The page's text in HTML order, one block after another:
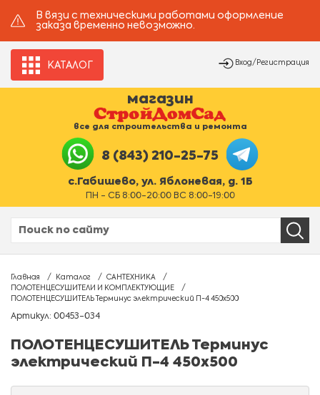
В вязи с техническими работами оформление
заказа временно невозможно.
КАТАЛОГ Вход/Регистрация
магазин
все для строительства и ремонта
8 (843) 210-25-75
с.Габишево, ул. Яблоневая, д. 1Б
ПН - СБ 8:00-20:00 ВС 8:00-19:00
Главная Каталог
САНТЕХНИКА
ПОЛОТЕНЦЕСУШИТЕЛИ И КОМПЛЕКТУЮЩИЕ
ПОЛОТЕНЦЕСУШИТЕЛЬ Терминус электрический П-4 450х500
Артикул: 00453-034
ПОЛОТЕНЦЕСУШИТЕЛЬ Терминус
электрический П-4 450х500